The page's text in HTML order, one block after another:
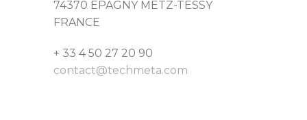
74370 ÉPAGNY METZ-TESSY
FRANCE
+ 33 4 50 27 20 90
contact@techmeta.com